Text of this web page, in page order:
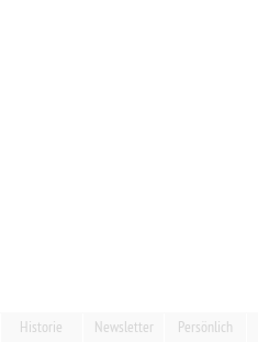
Historie Newsletter Persönlich